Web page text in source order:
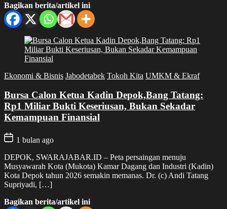
Bagikan berita/artikel ini
Ekonomi & Bisnis Jabodetabek Tokoh Kita UMKM & Ekraf
Bursa Calon Ketua Kadin Depok,Bang Tatang:
Rp1 Miliar Bukti Keseriusan, Bukan Sekadar
Kemampuan Finansial
1 bulan ago
DEPOK, SWARAJABAR.ID – Peta persaingan menuju
Musyawarah Kota (Mukota) Kamar Dagang dan Industri (Kadin)
Kota Depok tahun 2026 semakin memanas. Dr. (c) Andi Tatang
Supriyadi, […]
Bagikan berita/artikel ini